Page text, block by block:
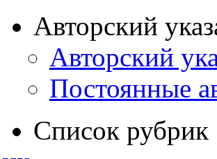
Авторский
Авторский
Постоянные
Список рубрик